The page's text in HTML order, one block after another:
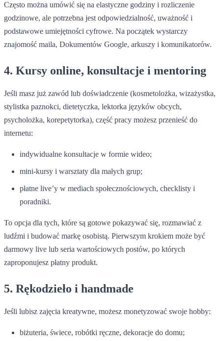
Często można umówić się na elastyczne godziny i rozliczenie
godzinowe, ale potrzebna jest odpowiedzialność, uważność i
podstawowe umiejętności cyfrowe. Na początek wystarczy
znajomość maila, Dokumentów Google, arkuszy i komunikatorów.
4. Kursy online, konsultacje i mentoring
Jeśli masz już zawód lub doświadczenie (kosmetolożka, wizażystka,
stylistka paznokci, dietetyczka, lektorka języków obcych,
psycholożka, korepetytorka), część pracy możesz przenieść do
internetu:
indywidualne konsultacje w formie wideo;
mini-kursy i warsztaty dla małych grup;
płatne live’y w mediach społecznościowych, checklisty i
poradniki.
To opcja dla tych, które są gotowe pokazywać się, rozmawiać z
ludźmi i budować markę osobistą. Pierwszym krokiem może być
darmowy live lub seria wartościowych postów, po których
zaproponujesz płatny produkt.
5. Rękodzieło i handmade
Jeśli lubisz zajęcia kreatywne, możesz monetyzować swoje hobby:
biżuteria, świece, robótki ręczne, dekoracje do domu;